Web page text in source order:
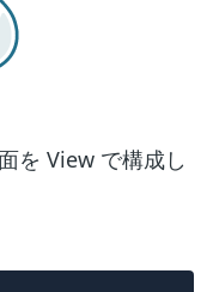
を View で構成し